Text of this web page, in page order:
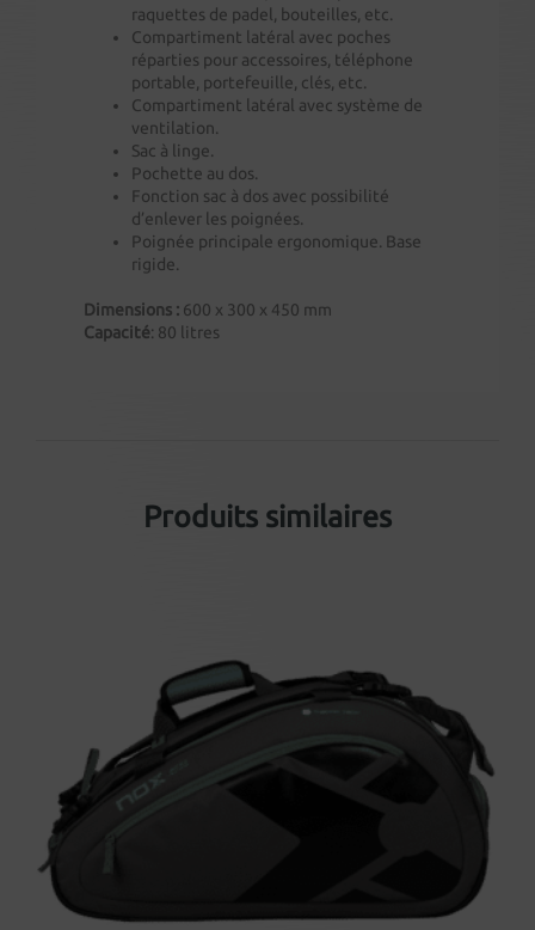
raquettes de padel, bouteilles, etc.
Compartiment latéral avec poches
réparties pour accessoires, téléphone
portable, portefeuille, clés, etc.
Compartiment latéral avec système de
ventilation.
Sac à linge.
Pochette au dos.
Fonction sac à dos avec possibilité
d’enlever les poignées.
Poignée principale ergonomique. Base
rigide.
Dimensions : 600 x 300 x 450 mm
Capacité: 80 litres
Produits similaires